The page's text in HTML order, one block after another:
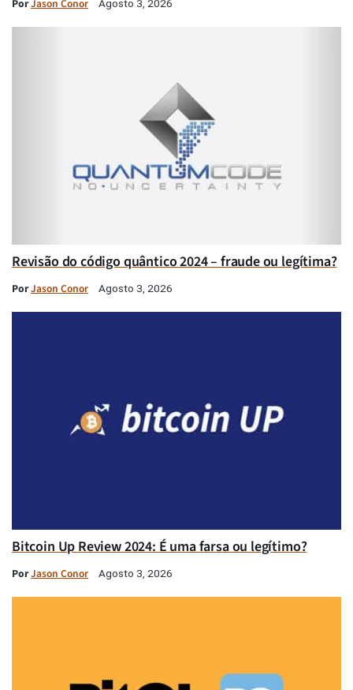
PorJason Conor Agosto 3, 2026
Revisão do código quântico 2024 – fraude ou legítima?
PorJason Conor Agosto 3, 2026
Bitcoin Up Review 2024: É uma farsa ou legítimo?
PorJason Conor Agosto 3, 2026